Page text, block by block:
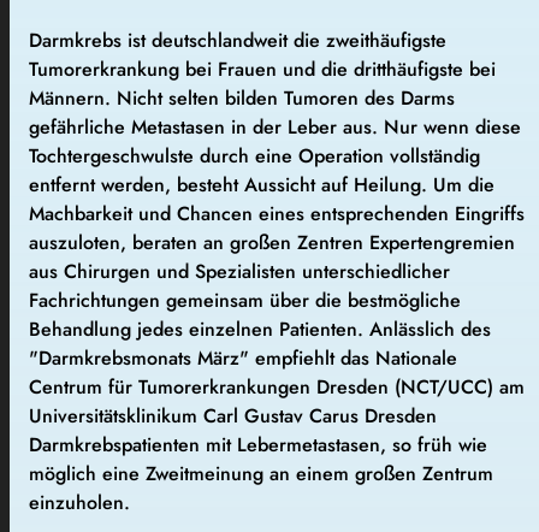
Darmkrebs ist deutschlandweit die zweithäufigste
Tumorerkrankung bei Frauen und die dritthäufigste bei
Männern. Nicht selten bilden Tumoren des Darms
gefährliche Metastasen in der Leber aus. Nur wenn diese
Tochtergeschwulste durch eine Operation vollständig
entfernt werden, besteht Aussicht auf Heilung. Um die
Machbarkeit und Chancen eines entsprechenden Eingriffs
auszuloten, beraten an großen Zentren Expertengremien
aus Chirurgen und Spezialisten unterschiedlicher
Fachrichtungen gemeinsam über die bestmögliche
Behandlung jedes einzelnen Patienten. Anlässlich des
"Darmkrebsmonats März" empfiehlt das Nationale
Centrum für Tumorerkrankungen Dresden (NCT/UCC) am
Universitätsklinikum Carl Gustav Carus Dresden
Darmkrebspatienten mit Lebermetastasen, so früh wie
möglich eine Zweitmeinung an einem großen Zentrum
einzuholen.